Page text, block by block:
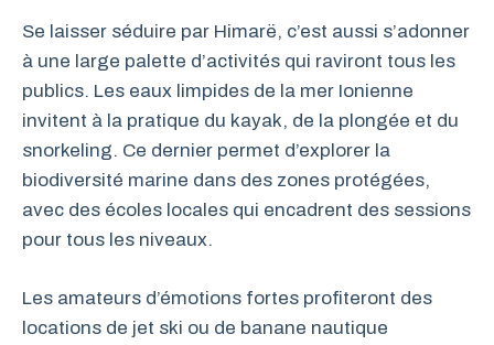
Se laisser séduire par Himarë, c’est aussi s’adonner
à une large palette d’activités qui raviront tous les
publics. Les eaux limpides de la mer Ionienne
invitent à la pratique du kayak, de la plongée et du
snorkeling. Ce dernier permet d’explorer la
biodiversité marine dans des zones protégées,
avec des écoles locales qui encadrent des sessions
pour tous les niveaux.
Les amateurs d’émotions fortes profiteront des
locations de jet ski ou de banane nautique